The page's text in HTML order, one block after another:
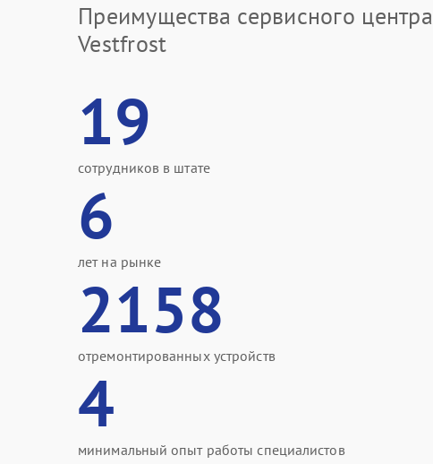
Преимущества сервисного центра
Vestfrost
19
сотрудников в штате
6
лет на рынке
2158
отремонтированных устройств
4
минимальный опыт работы специалистов